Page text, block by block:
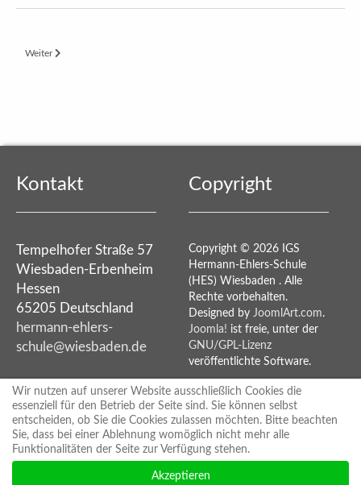
Nächster Beitrag: Berufs- und Studienorientierung an der HES
Weiter
Kontakt
Tempelhofer Straße 57
Wiesbaden-Erbenheim
Hessen
65205 Deutschland
hermann-ehlers-
schule@wiesbaden.de
Copyright
Copyright © 2026 IGS
Hermann-Ehlers-Schule
(HES) Wiesbaden . Alle
Rechte vorbehalten.
Designed by JoomlArt.com.
Joomla! ist freie, unter der
GNU/GPL-Lizenz
veröffentlichte Software.
Rechtshinweise
Wir nutzen auf unserer Website ausschließlich Cookies die
essenziell für den Betrieb der Seite sind. Sie können selbst
entscheiden, ob Sie die Cookies zulassen möchten. Bitte beachten
Sie, dass bei einer Ablehnung womöglich nicht mehr alle
Funktionalitäten der Seite zur Verfügung stehen.
Akzeptieren